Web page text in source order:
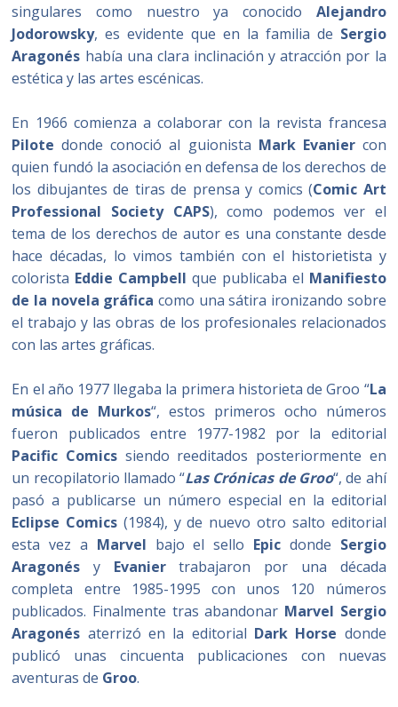
singulares como nuestro ya conocido Alejandro
Jodorowsky, es evidente que en la familia de Sergio
Aragonés había una clara inclinación y atracción por la
estética y las artes escénicas.
En 1966 comienza a colaborar con la revista francesa
Pilote donde conoció al guionista Mark Evaniercon
quien fundó la asociación en defensa de los derechos de
los dibujantes de tiras de prensa y comics (Comic Art
Professional Society CAPS), como podemos ver el
tema de los derechos de autor es una constante desde
hace décadas, lo vimos también con el historietista y
colorista Eddie Campbell que publicaba el Manifiesto
de la novela gráfica como una sátira ironizando sobre
el trabajo y las obras de los profesionales relacionados
con las artes gráficas.
En el año 1977 llegaba la primera historieta de Groo “La
música de Murkos“, estos primeros ocho números
fueron publicados entre 1977-1982 por la editorial
Pacific Comics siendo reeditados posteriormente en
un recopilatorio llamado “Las Crónicas de Groo“, de ahí
pasó a publicarse un número especial en la editorial
Eclipse Comics (1984), y de nuevo otro salto editorial
esta vez a Marvel bajo el sello Epicdonde Sergio
Aragonés y Evaniertrabajaron por una década
completa entre 1985-1995 con unos 120 números
publicados. Finalmente tras abandonar Marvel Sergio
Aragonés aterrizó en la editorial Dark Horse donde
publicó unas cincuenta publicaciones con nuevas
aventuras de Groo.